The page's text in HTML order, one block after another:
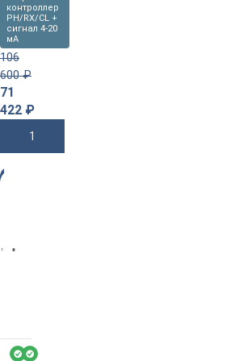
контроллер
PH/RX/CL +
сигнал 4-20
мА
106
600₽
71
422 ₽
В Корзину